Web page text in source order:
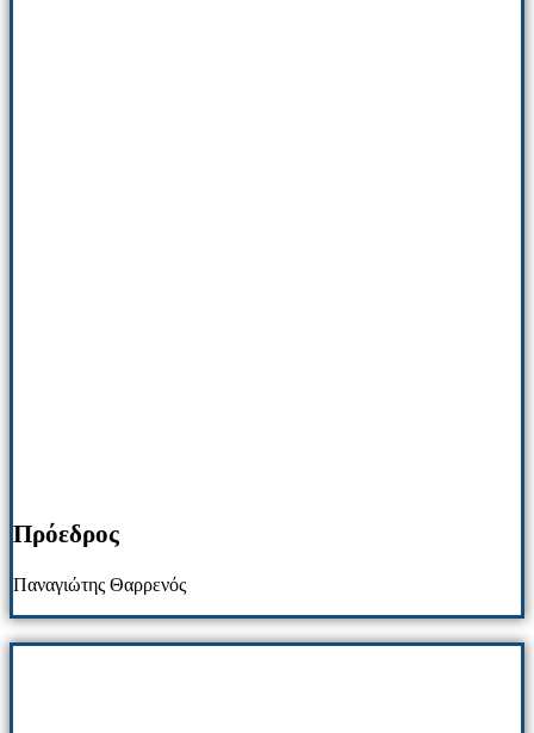
Πρόεδρος
Παναγιώτης Θαρρενός